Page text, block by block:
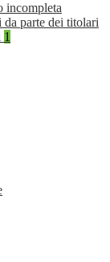
incompleta
parte dei titolari
1